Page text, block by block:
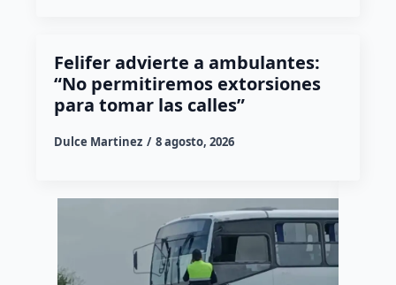
Felifer advierte a ambulantes:
“No permitiremos extorsiones
para tomar las calles”
Dulce Martinez 8 agosto, 2026